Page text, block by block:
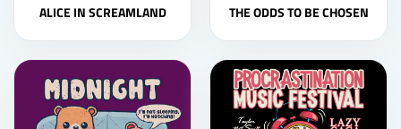
ALICE IN SCREAMLAND THE ODDS TO BE CHOSEN